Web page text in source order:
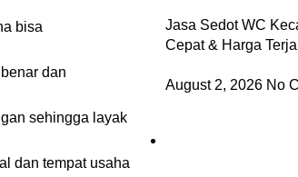
bisa
dan
sehingga layak
dan tempat usaha
Jasa Sedot WC
Cepat & Harga
August 2, 2026 No